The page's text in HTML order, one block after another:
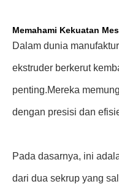
Memahami Kekuatan
Dalam dunia
ekstruder berkerut
penting.Mereka
dengan presisi dan
Pada dasarnya, ini
dari dua sekrup yang